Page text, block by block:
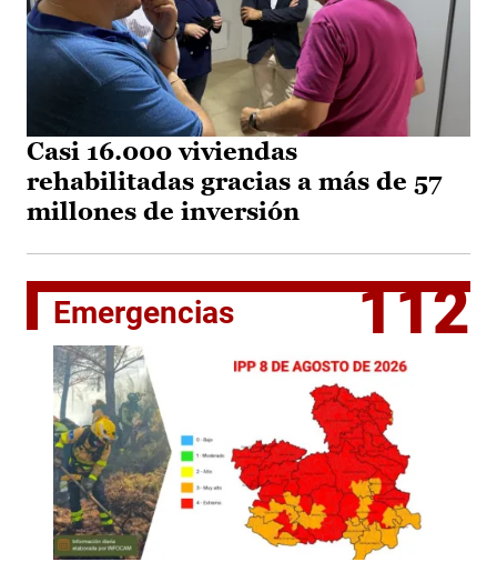
Casi 16.000 viviendas
rehabilitadas gracias a más de 57
millones de inversión
Emergencias 112